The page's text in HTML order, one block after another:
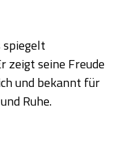
spiegelt
zeigt seine Freude
und bekannt für
Ruhe.